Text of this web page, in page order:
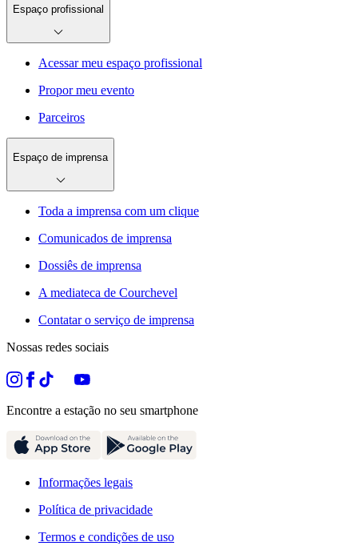
Espaço profissional
Acessar meu espaço profissional
Propor meu evento
Parceiros
Espaço de imprensa
Toda a imprensa com um clique
Comunicados de imprensa
Dossiês de imprensa
A mediateca de Courchevel
Contatar o serviço de imprensa
Nossas redes sociais
Encontre a estação no seu smartphone
Informações legais
Política de privacidade
Termos e condições de uso